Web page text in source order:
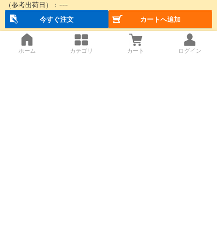
（参考出荷日）： ---
今すぐ注文
カートへ追加
ホーム カテゴリ カート ログイン